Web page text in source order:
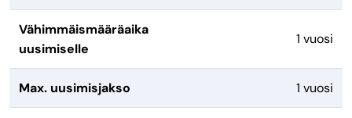
Vähimmäismääräaika
uusimiselle
1 vuosi
Max. uusimisjakso 1 vuosi